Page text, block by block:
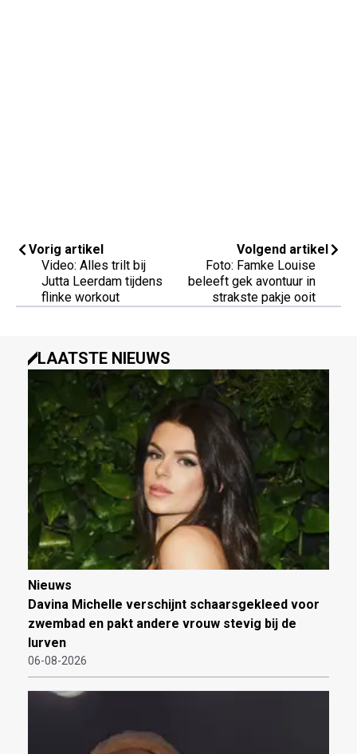
Vorig artikel
Video: Alles trilt bij
Jutta Leerdam tijdens
flinke workout
Volgend artikel
Foto: Famke Louise
beleeft gek avontuur in
strakste pakje ooit
LAATSTE NIEUWS
Nieuws
Davina Michelle verschijnt schaarsgekleed voor
zwembad en pakt andere vrouw stevig bij de
lurven
06-08-2026